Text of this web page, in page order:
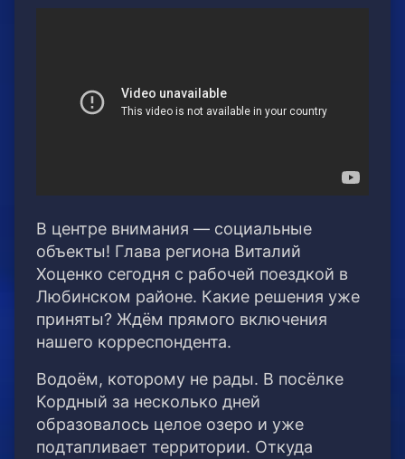
В центре внимания — социальные
объекты! Глава региона Виталий
Хоценко сегодня с рабочей поездкой в
Любинском районе. Какие решения уже
приняты? Ждём прямого включения
нашего корреспондента.
Водоём, которому не рады. В посёлке
Кордный за несколько дней
образовалось целое озеро и уже
подтапливает территории. Откуда